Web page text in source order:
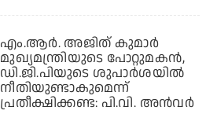
എം.ആര്‍. അജിത് കുമാര്‍
മുഖ്യമന്ത്രിയുടെ പോറ്റുമകന്‍,
ഡി.ജി.പിയുടെ ശുപാര്‍ശയില്‍
നീതിയുണ്ടാകുമെന്ന്
പ്രതീക്ഷിക്കണ്ട: പി.വി. അന്‍വര്‍